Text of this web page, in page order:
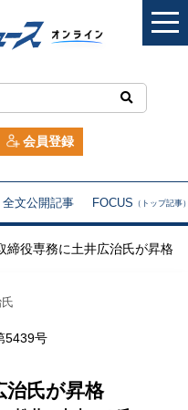
会員登録
全文公開記事 FOCUS （トップ記事
締役専務に土井広治氏が昇格
号
治氏が昇格